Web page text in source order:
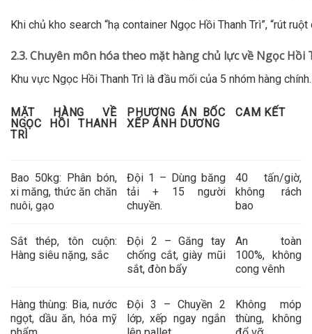
Khi chủ kho search “hạ container Ngọc Hồi Thanh Trì”, “rút ruột
2.3. Chuyên môn hóa theo mặt hàng chủ lực về Ngọc Hồi
Khu vực Ngọc Hồi Thanh Trì là đầu mối của 5 nhóm hàng
MẶT HÀNG VỀ
NGỌC HỒI THANH
TRÌ
PHƯƠNG ÁN BỐC
XẾP ÁNH DƯƠNG
CAM KẾT
Bao 50kg: Phân bón,
xi măng, thức ăn chăn
nuôi, gạo
Đội 1 – Dùng băng
tải + 15 người
chuyền.
40 tấn/giờ,
không rách
bao
Sắt thép, tôn cuộn:
Hàng siêu nặng, sắc
Đội 2 – Găng tay
chống cắt, giày mũi
sắt, đòn bẩy
An toàn
100%, không
cong vênh
Hàng thùng: Bia, nước
ngọt, dầu ăn, hóa mỹ
Đội 3 – Chuyền 2
lớp, xếp ngay ngắn
Không móp
thùng, không